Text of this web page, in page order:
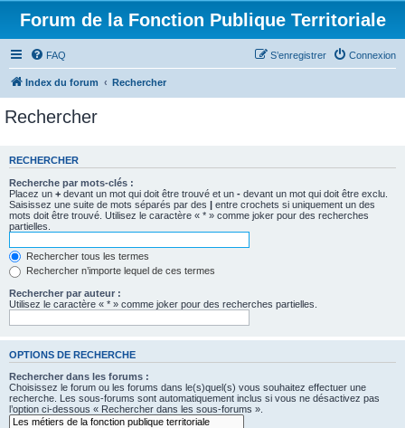
Forum de la Fonction Publique Territoriale
FAQ Connexion
S’enregistrer
Index du forum Rechercher
Rechercher
RECHERCHER
Recherche par mots-clés :
Placez un + devant un mot qui doit être trouvé et un - devant un mot qui doit être exclu.
Saisissez une suite de mots séparés par des | entre crochets si uniquement un des
mots doit être trouvé. Utilisez le caractère « * » comme joker pour des recherches
partielles.
Rechercher tous les termes
Rechercher n’importe lequel de ces termes
Rechercher par auteur :
Utilisez le caractère « * » comme joker pour des recherches partielles.
OPTIONS DE RECHERCHE
Rechercher dans les forums :
Choisissez le forum ou les forums dans le(s)quel(s) vous souhaitez effectuer une
recherche. Les sous-forums sont automatiquement inclus si vous ne désactivez pas
l’option ci-dessous « Rechercher dans les sous-forums ».